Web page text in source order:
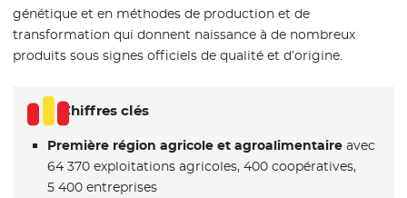
génétique et en méthodes de production et de
transformation qui donnent naissance à de nombreux
produits sous signes officiels de qualité et d’origine.
Chiffres clés
Première région agricole et agroalimentaireavec
64 370 exploitations agricoles, 400 coopératives,
5 400 entreprises